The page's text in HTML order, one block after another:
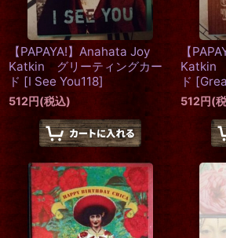
【PAPAYA!】Anahata Joy
Katkin グリーティングカー
ド [I See You118]
512円(税込)
【
Katkin
ド [
512円(